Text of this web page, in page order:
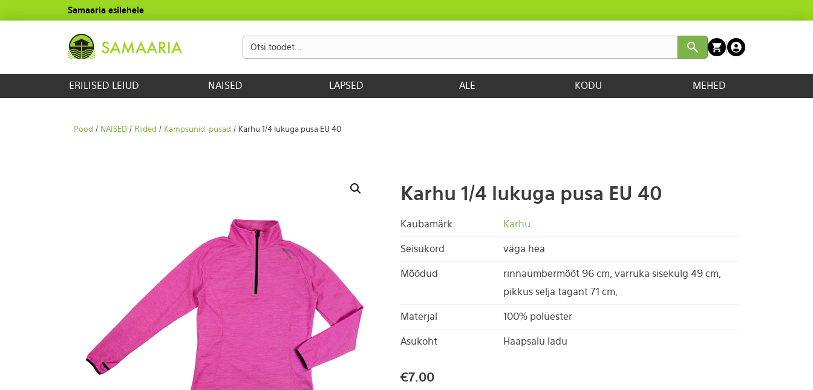
Samaaria esilehele
ERILISED LEIUD NAISED LAPSED ALE KODU MEHED
Pood / NAISED / Riided / Kampsunid, pusad / Karhu 1/4 lukuga pusa EU 40
Karhu 1/4 lukuga pusa EU 40
Kaubamärk Karhu
Seisukord väga hea
Mõõdud
rinnaümbermõõt 96 cm, varruka sisekülg 49 cm,
pikkus selja tagant 71 cm,
Materjal 100% polüester
Asukoht Haapsalu ladu
€7.00